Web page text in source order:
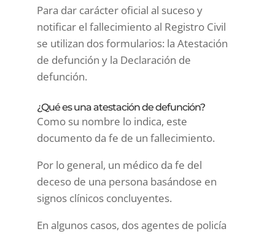
Para dar carácter oficial al suceso y
notificar el fallecimiento al Registro Civil
se utilizan dos formularios: la Atestación​
de defunción y la Declaración de
defunción.
¿Qué es una atestación de defunción?
Como su nombre lo indica, este
documento da fe de un fallecimiento.
Por lo general, un médico da fe del
deceso de una persona basándose en
signos clínicos concluyentes.
En algunos casos, dos agentes de policía